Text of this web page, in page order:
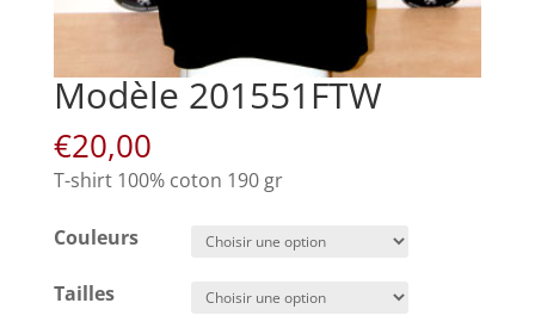
Modèle 201551FTW
€20,00
T-shirt 100% coton 190 gr
Couleurs
Tailles